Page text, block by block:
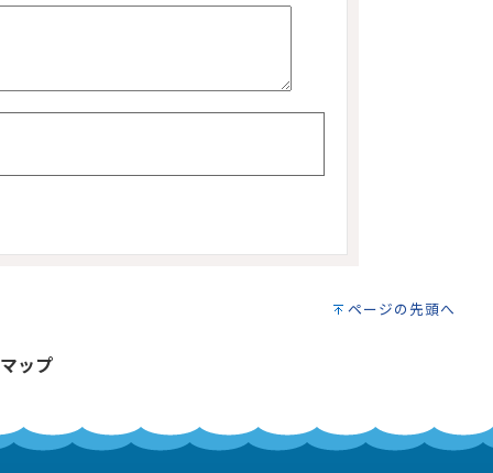
ページの先頭へ
ップ